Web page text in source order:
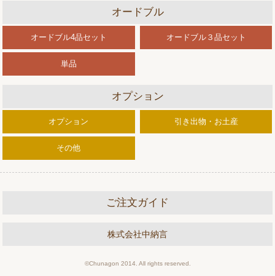
オードブル
オードブル4品セット オードブル３品セット
単品
オプション
オプション 引き出物・お土産
その他
ご注文ガイド
株式会社中納言
©Chunagon 2014. All rights reserved.